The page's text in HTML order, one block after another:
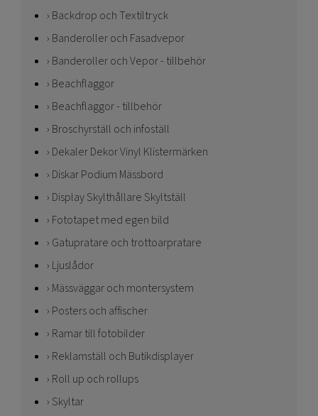
Backdrop och Textiltryck
Banderoller och Fasadvepor
Banderoller och Vepor - tillbehör
Beachflaggor
Beachflaggor - tillbehör
Broschyrställ och infoställ
Dekaler Dekor Vinyl Klistermärken
Diskar Podium Mässbord
Display Skylthållare Skyltställ
Fototapet med egen bild
Gatupratare och trottoarpratare
Ljuslådor
Mässväggar och montersystem
Posters och affischer
Ramar till fotobilder
Reklamställ och Butikdisplayer
Roll up och rollups
Skyltar